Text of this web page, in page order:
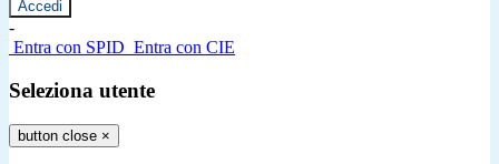
-
Entra con SPID Entra con CIE
Seleziona utente
button close ×